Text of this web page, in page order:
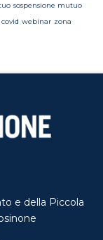
sospensione mutuo
webinar zona
e della Piccola